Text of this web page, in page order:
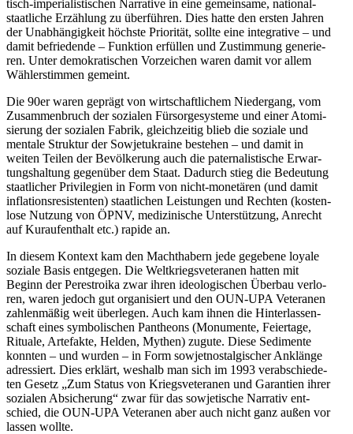
tisch-impe­ria­lis­ti­schen Nar­ra­tive in eine gemein­same, natio­nal­
staat­li­che Erzäh­lung zu über­füh­ren. Dies hatte den ersten Jahren
der Unab­hän­gig­keit höchste Prio­ri­tät, sollte eine inte­gra­tive – und
damit befrie­dende – Funk­tion erfül­len und Zustim­mung gene­rie­
ren. Unter demo­kra­ti­schen Vor­zei­chen waren damit vor allem
Wäh­ler­stim­men gemeint.
Die 90er waren geprägt von wirt­schaft­li­chem Nie­der­gang, vom
Zusam­men­bruch der sozia­len Für­sor­ge­sys­teme und einer Ato­mi­
sie­rung der sozia­len Fabrik, gleich­zei­tig blieb die soziale und
mentale Struk­tur der Sowjet­ukraine bestehen – und damit in
weiten Teilen der Bevöl­ke­rung auch die pater­na­lis­ti­sche Erwar­
tungs­hal­tung gegen­über dem Staat. Dadurch stieg die Bedeu­tung
staat­li­cher Pri­vi­le­gien in Form von nicht-mone­tä­ren (und damit
infla­ti­ons­re­sis­ten­ten) staat­li­chen Leis­tun­gen und Rechten (kos­ten­
lose Nutzung von ÖPNV, medi­zi­ni­sche Unter­stüt­zung, Anrecht
auf Kur­auf­ent­halt etc.) rapide an.
In diesem Kontext kam den Macht­ha­bern jede gege­bene loyale
soziale Basis ent­ge­gen. Die Welt­kriegs­ve­te­ra­nen hatten mit
Beginn der Pere­stroika zwar ihren ideo­lo­gi­schen Überbau ver­lo­
ren, waren jedoch gut orga­ni­siert und den OUN-UPA Vete­ra­nen
zah­len­mä­ßig weit über­le­gen. Auch kam ihnen die Hin­ter­las­sen­
schaft eines sym­bo­li­schen Pan­the­ons (Monu­mente, Fei­er­tage,
Rituale, Arte­fakte, Helden, Mythen) zugute. Diese Sedi­mente
konnten – und wurden – in Form sowjet­nost­al­gi­scher Anklänge
adres­siert. Dies erklärt, weshalb man sich im 1993 ver­ab­schie­de­
ten Gesetz „Zum Status von Kriegs­ve­te­ra­nen und Garan­tien ihrer
sozia­len Absi­che­rung“ zwar für das sowje­ti­sche Nar­ra­tiv ent­
schied, die OUN-UPA Vete­ra­nen aber auch nicht ganz außen vor
lassen wollte.